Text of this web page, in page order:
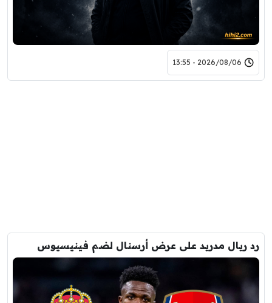
2026/08/06 - 13:55
رد ريال مدريد على عرض أرسنال لضم فينيسيوس